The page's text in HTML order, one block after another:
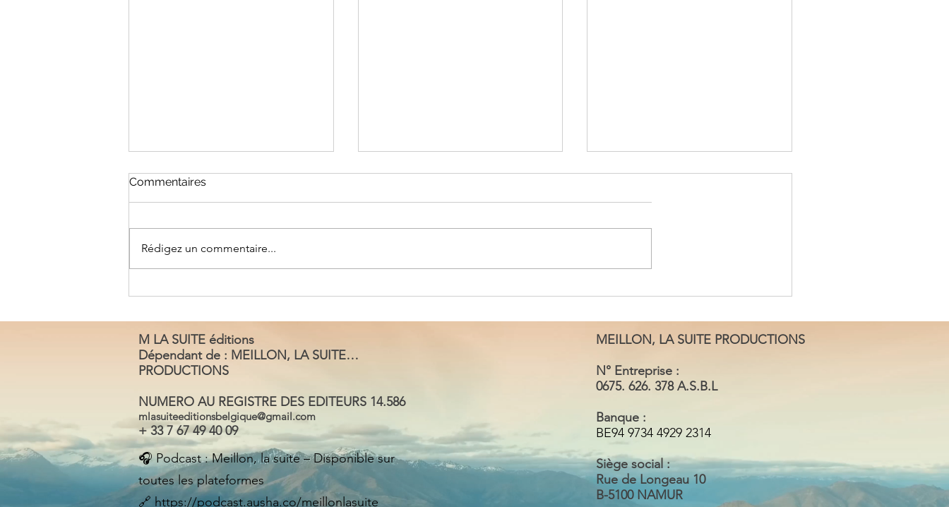
DOUKALI...
Commentaires
Rédigez un commentaire...
M LA SUITE éditions
Dépendant de : MEILLON, LA SUITE…
PRODUCTIONS
NUMERO AU REGISTRE DES EDITEURS 14.586
mlasuiteeditionsbelgique@gmail.com
+ 33 7 67 49 40 09
🎧 Podcast : Meillon, la suite – Disponible sur
toutes les plateformes
🔗 https://podcast.ausha.co/meillonlasuite
MEILLON, LA SUITE PRODUCTIONS
N° Entreprise :
0675. 626. 378 A.S.B.L
Banque :
BE94 9734 4929 2314
Siège social :
Rue de Longeau 10
B-5100 NAMUR